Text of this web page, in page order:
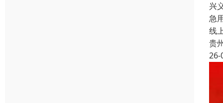
兴
急
线
贵
26-